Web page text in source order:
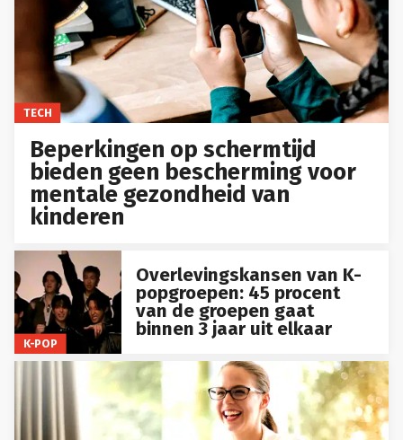
TECH
Beperkingen op schermtijd
bieden geen bescherming voor
mentale gezondheid van
kinderen
K-POP
Overlevingskansen van K-
popgroepen: 45 procent
van de groepen gaat
binnen 3 jaar uit elkaar